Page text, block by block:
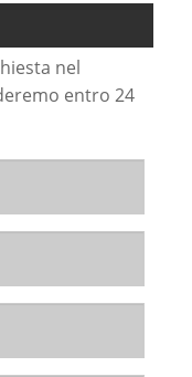
nel
entro 24